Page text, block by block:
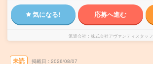
気になる! 応募へ進む
派遣会社 株式会社アヴァンティスタッフ
未読 掲載日 2026/08/07